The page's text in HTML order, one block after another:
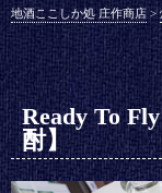
地酒ここしか処 庄作商店 >
Ready To
酎】